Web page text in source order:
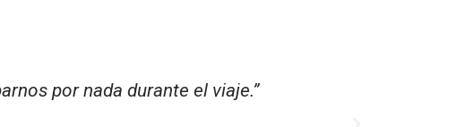
por nada durante el viaje.”